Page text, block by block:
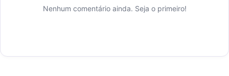
Nenhum comentário ainda. Seja o primeiro!